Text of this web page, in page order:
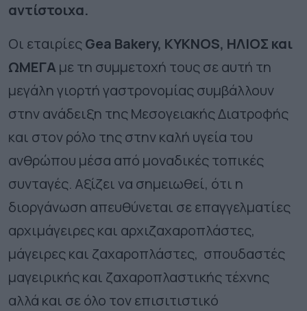
αντίστοιχα.
Οι εταιρίεςGea Bakery, KYKNOS, ΗΛΙΟΣ και
ΩΜΕΓΑ με τη συμμετοχή τους σε αυτή τη
μεγάλη γιορτή γαστρονομίας συμβάλλουν
στην ανάδειξη τηςΜεσογειακής Διατροφής
και στον ρόλο της στην καλή υγεία του
ανθρώπου μέσα από μοναδικές τοπικές
συνταγές. Αξίζει να σημειωθεί, ότι η
διοργάνωση απευθύνεται σε επαγγελματίες
αρχιμάγειρες και αρχιζαχαροπλάστες,
μάγειρες και ζαχαροπλάστες, σπουδαστές
μαγειρικής και ζαχαροπλαστικής τέχνης
αλλά και σε όλο τον επισιτιστικό